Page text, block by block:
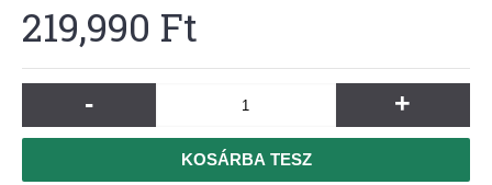
219,990 Ft
- +
KOSÁRBA TESZ